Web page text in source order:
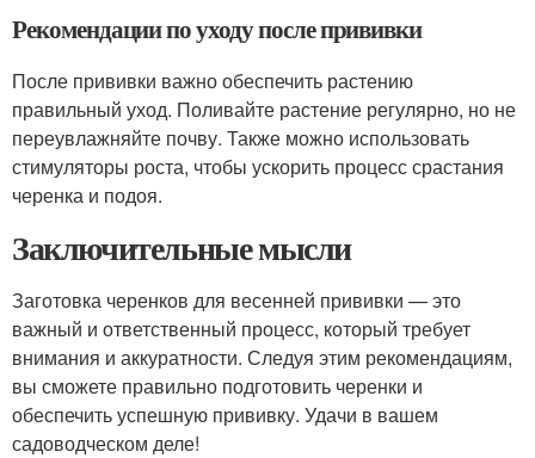
Рекомендации по уходу после прививки
После прививки важно обеспечить растению
правильный уход. Поливайте растение регулярно, но не
переувлажняйте почву. Также можно использовать
стимуляторы роста, чтобы ускорить процесс срастания
черенка и подоя.
Заключительные мысли
Заготовка черенков для весенней прививки — это
важный и ответственный процесс, который требует
внимания и аккуратности. Следуя этим рекомендациям,
вы сможете правильно подготовить черенки и
обеспечить успешную прививку. Удачи в вашем
садоводческом деле!